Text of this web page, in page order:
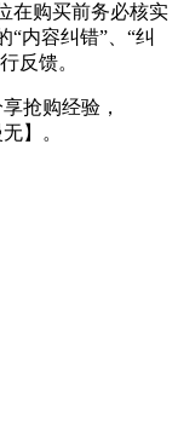
在购买前务必核实
内容纠错”、“纠
反馈。
抢购经验，
】。